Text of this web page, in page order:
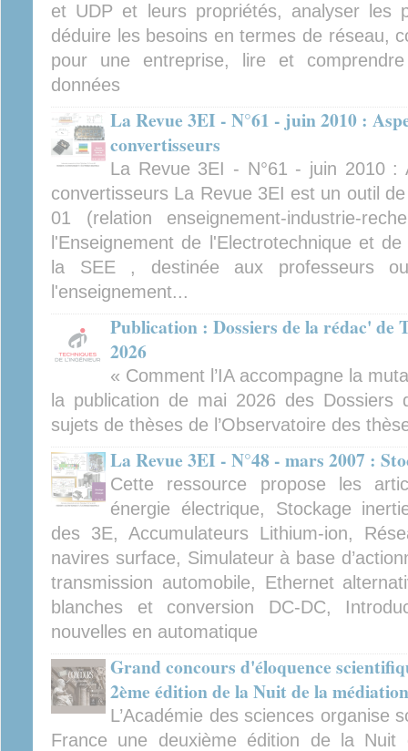
et UDP et leurs propriétés, analyser les
déduire les besoins en termes de réseau,
pour une entreprise, lire et
données
La Revue 3EI - N°61 - juin 2010 :
convertisseurs
La Revue 3EI - N°61 - juin 2010 :
convertisseurs La Revue 3EI est un outil
01 (relation enseignement-industrie-
l'Enseignement de l'Electrotechnique et
la SEE , destinée aux professeurs
l'enseignement...
Publication : Dossiers de la rédac' de
2026
« Comment l’IA accompagne la
la publication de mai 2026 des Dossiers
sujets de thèses de l’Observatoire des
La Revue 3EI - N°48 - mars 2007 :
Cette ressource propose les
énergie électrique, Stockage
des 3E, Accumulateurs Lithium-ion,
navires surface, Simulateur à base
transmission automobile, Ethernet
blanches et conversion DC-DC,
nouvelles en automatique
Grand concours d'éloquence
2ème édition de la Nuit de la
L’Académie des sciences organise
France une deuxième édition de la Nuit